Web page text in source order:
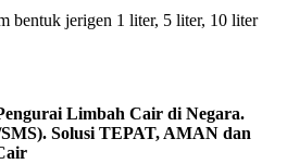
bentuk jerigen 1 liter, 5 liter, 10 liter
Limbah Cair di Negara.
Solusi TEPAT, AMAN dan